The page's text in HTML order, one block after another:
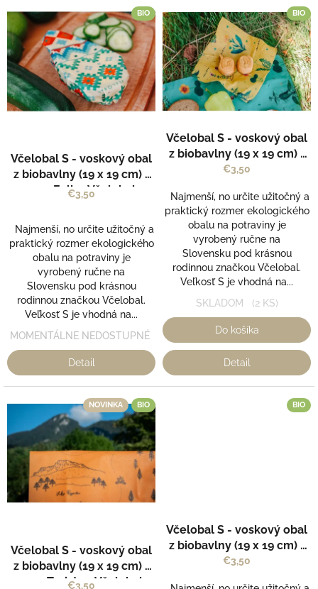
o
d
u
k
t
o
v
V
ý
p
s
p
r
u
BIO
Včelobal S - voskový obal
z biobavlny (19 x 19 cm) -
vzor Folk - Včelobal
€3,50
Najmenší, no určite užitočný a
praktický rozmer ekologického
obalu na potraviny je
vyrobený ručne na
Slovensku pod krásnou
rodinnou značkou Včelobal.
Veľkosť S je vhodná na...
MOMENTÁLNE NEDOSTUPNÉ
Detail
BIO
Včelobal S - voskový obal
z biobavlny (19 x 19 cm) -
vzor Herbár - Včelobal
€3,50
Najmenší, no určite užitočný a
praktický rozmer ekologického
obalu na potraviny je
vyrobený ručne na
Slovensku pod krásnou
rodinnou značkou Včelobal.
Veľkosť S je vhodná na...
SKLADOM (2 KS)
Do košíka
Detail
NOVINKA BIO
Včelobal S - voskový obal
z biobavlny (19 x 19 cm) -
vzor Turista - Včelobal
€3,50
BIO
Včelobal S - voskový obal
z biobavlny (19 x 19 cm) -
vzor Zvieratká - Včelobal
€3,50